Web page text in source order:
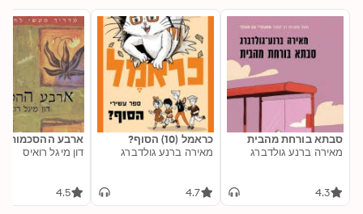
סבתא בורחת מהבית
מאירה ברנע גולדברג
4.3
כראמל (10) הסוף?
מאירה ברנע גולדברג
4.7
ארבע ההסכמות
דון מיגל רואיס
4.5